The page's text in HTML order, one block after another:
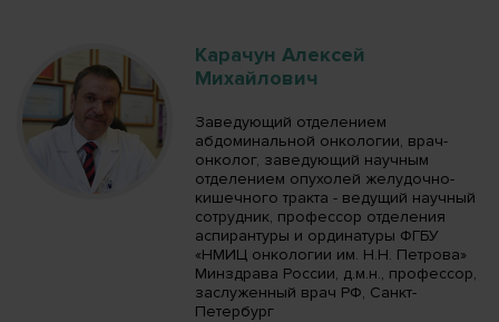
Карачун Алексей
Михайлович
Заведующий отделением
абдоминальной онкологии, врач-
онколог, заведующий научным
отделением опухолей желудочно-
кишечного тракта - ведущий научный
сотрудник, профессор отделения
аспирантуры и ординатуры ФГБУ
«НМИЦ онкологии им. Н.Н. Петрова»
Минздрава России, д.м.н., профессор,
заслуженный врач РФ, Санкт-
Петербург